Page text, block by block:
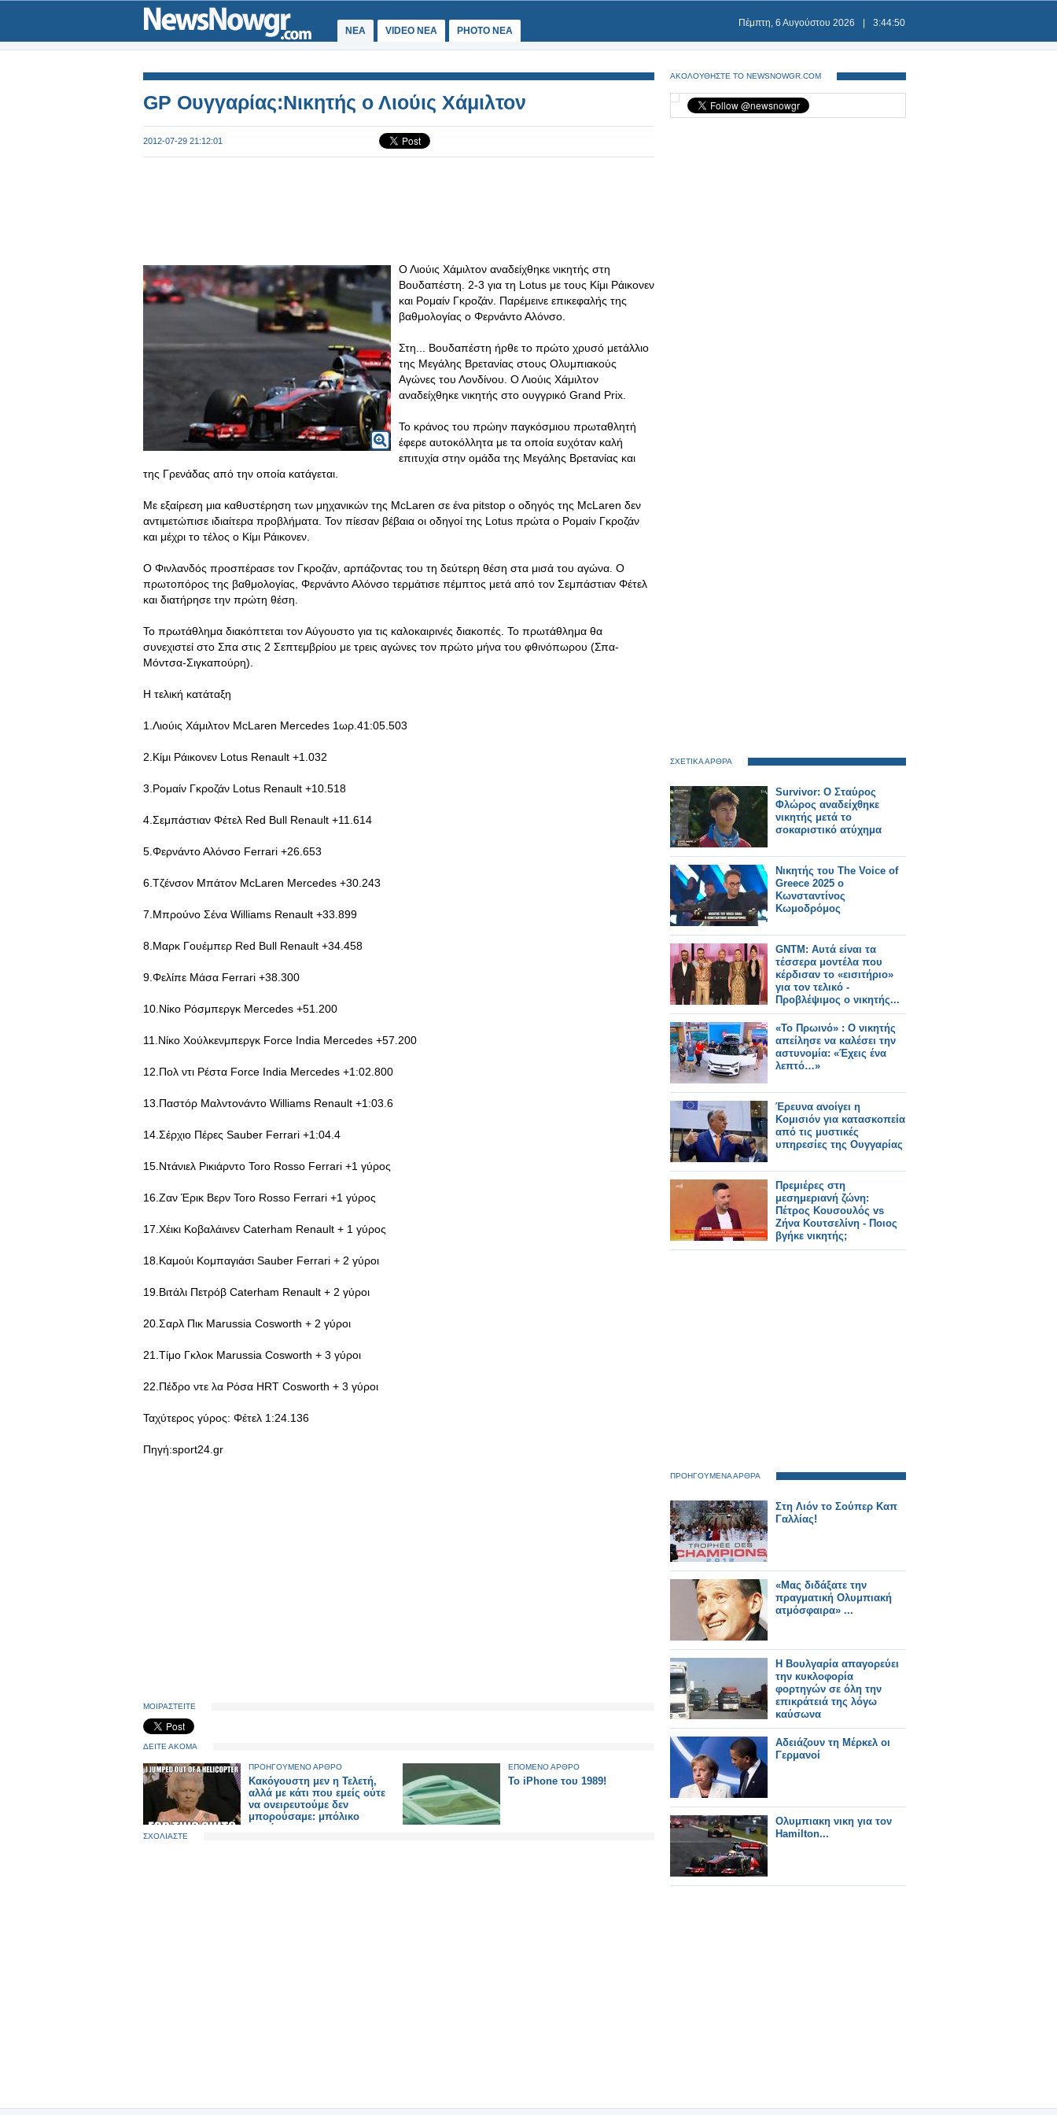
ΝΕΑ VIDEO NEA PHOTO NEA
Πέμπτη, 6 Αυγούστου 2026 3:44:50
GP Ουγγαρίας:Νικητής ο Λιούις Χάμιλτον
2012-07-29 21:12:01
Ο Λιούις Χάμιλτον αναδείχθηκε νικητής στη
Βουδαπέστη. 2-3 για τη Lotus με τους Κίμι Ράικονεν
και Ρομαίν Γκροζάν. Παρέμεινε επικεφαλής της
βαθμολογίας ο Φερνάντο Αλόνσο.
Στη... Βουδαπέστη ήρθε το πρώτο χρυσό μετάλλιο
της Μεγάλης Βρετανίας στους Ολυμπιακούς
Αγώνες του Λονδίνου. Ο Λιούις Χάμιλτον
αναδείχθηκε νικητής στο ουγγρικό Grand Prix.
Το κράνος του πρώην παγκόσμιου πρωταθλητή
έφερε αυτοκόλλητα με τα οποία ευχόταν καλή
επιτυχία στην ομάδα της Μεγάλης Βρετανίας και
της Γρενάδας από την οποία κατάγεται.
Με εξαίρεση μια καθυστέρηση των μηχανικών της McLaren σε ένα pitstop ο οδηγός της McLaren δεν
αντιμετώπισε ιδιαίτερα προβλήματα. Τον πίεσαν βέβαια οι οδηγοί της Lotus πρώτα ο Ρομαίν Γκροζάν
και μέχρι το τέλος ο Κίμι Ράικονεν.
Ο Φινλανδός προσπέρασε τον Γκροζάν, αρπάζοντας του τη δεύτερη θέση στα μισά του αγώνα. Ο
πρωτοπόρος της βαθμολογίας, Φερνάντο Αλόνσο τερμάτισε πέμπτος μετά από τον Σεμπάστιαν Φέτελ
και διατήρησε την πρώτη θέση.
Το πρωτάθλημα διακόπτεται τον Αύγουστο για τις καλοκαιρινές διακοπές. Το πρωτάθλημα θα
συνεχιστεί στο Σπα στις 2 Σεπτεμβρίου με τρεις αγώνες τον πρώτο μήνα του φθινόπωρου (Σπα-
Μόντσα-Σιγκαπούρη).
Η τελική κατάταξη
1.Λιούις Χάμιλτον McLaren Mercedes 1ωρ.41:05.503
2.Κίμι Ράικονεν Lotus Renault +1.032
3.Ρομαίν Γκροζάν Lotus Renault +10.518
4.Σεμπάστιαν Φέτελ Red Bull Renault +11.614
5.Φερνάντο Αλόνσο Ferrari +26.653
6.Τζένσον Μπάτον McLaren Mercedes +30.243
7.Μπρούνο Σένα Williams Renault +33.899
8.Μαρκ Γουέμπερ Red Bull Renault +34.458
9.Φελίπε Μάσα Ferrari +38.300
10.Νίκο Ρόσμπεργκ Mercedes +51.200
11.Νίκο Χούλκενμπεργκ Force India Mercedes +57.200
12.Πολ ντι Ρέστα Force India Mercedes +1:02.800
13.Παστόρ Μαλντονάντο Williams Renault +1:03.6
14.Σέρχιο Πέρες Sauber Ferrari +1:04.4
15.Ντάνιελ Ρικιάρντο Toro Rosso Ferrari +1 γύρος
16.Ζαν Έρικ Βερν Toro Rosso Ferrari +1 γύρος
17.Χέικι Κοβαλάινεν Caterham Renault + 1 γύρος
18.Καμούι Κομπαγιάσι Sauber Ferrari + 2 γύροι
19.Βιτάλι Πετρόβ Caterham Renault + 2 γύροι
20.Σαρλ Πικ Marussia Cosworth + 2 γύροι
21.Τίμο Γκλοκ Marussia Cosworth + 3 γύροι
22.Πέδρο ντε λα Ρόσα HRT Cosworth + 3 γύροι
Ταχύτερος γύρος: Φέτελ 1:24.136
Πηγή:sport24.gr
ΜΟΙΡΑΣΤΕΙΤΕ
ΔΕΙΤΕ ΑΚΟΜΑ
ΠΡΟΗΓΟΥΜΕΝΟ ΑΡΘΡΟ
Κακόγουστη μεν η Τελετή,
αλλά με κάτι που εμείς ούτε
να ονειρευτούμε δεν
μπορούσαμε: μπόλικο
παρόν.
ΕΠΟΜΕΝΟ ΑΡΘΡΟ
To iPhone του 1989!
ΣΧΟΛΙΑΣΤΕ
ΑΚΟΛΟΥΘΗΣΤΕ ΤΟ NEWSNOWGR.COM
ΣΧΕΤΙΚΑ ΑΡΘΡΑ
Survivor: Ο Σταύρος
Φλώρος αναδείχθηκε
νικητής μετά το
σοκαριστικό ατύχημα
Νικητής του The Voice of
Greece 2025 ο
Κωνσταντίνος
Κωμοδρόμος
GNTM: Αυτά είναι τα
τέσσερα μοντέλα που
κέρδισαν το «εισιτήριο»
για τον τελικό -
Προβλέψιμος ο νικητής...
«Το Πρωινό» : Ο νικητής
απείλησε να καλέσει την
αστυνομία: «Έχεις ένα
λεπτό…»
Έρευνα ανοίγει η
Κομισιόν για κατασκοπεία
από τις μυστικές
υπηρεσίες της Ουγγαρίας
Πρεμιέρες στη
μεσημεριανή ζώνη:
Πέτρος Κουσουλός vs
Ζήνα Κουτσελίνη - Ποιος
βγήκε νικητής;
ΠΡΟΗΓΟΥΜΕΝΑ ΑΡΘΡΑ
Στη Λιόν το Σούπερ Καπ
Γαλλίας!
«Μας διδάξατε την
πραγματική Ολυμπιακή
ατμόσφαιρα» ...
Η Βουλγαρία απαγορεύει
την κυκλοφορία
φορτηγών σε όλη την
επικράτειά της λόγω
καύσωνα
Αδειάζουν τη Μέρκελ οι
Γερμανοί
Ολυμπιακη νικη για τον
Hamilton...